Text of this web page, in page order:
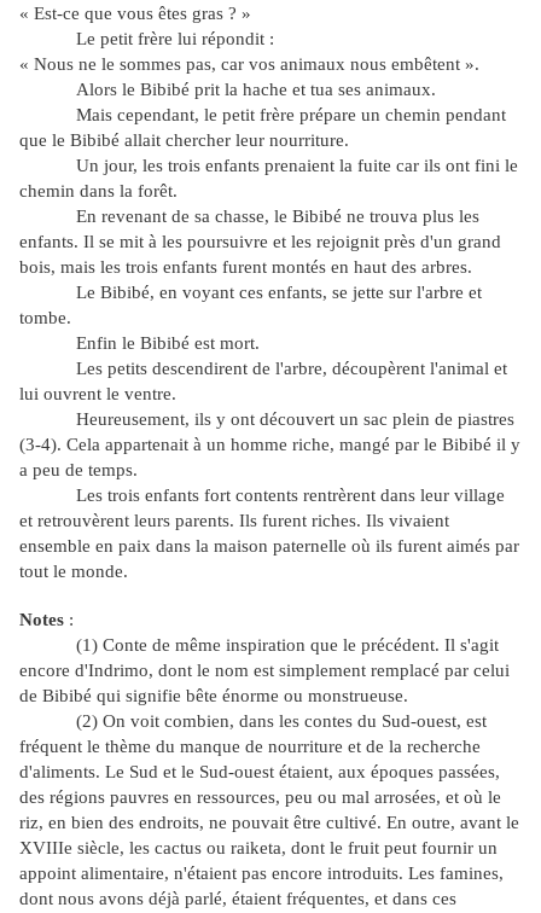
« Est-ce que vous êtes gras ? »
Le petit frère lui répondit :
« Nous ne le sommes pas, car vos animaux nous embêtent ».
Alors le Bibibé prit la hache et tua ses animaux.
Mais cependant, le petit frère prépare un chemin pendant
que le Bibibé allait chercher leur nourriture.
Un jour, les trois enfants prenaient la fuite car ils ont fini le
chemin dans la forêt.
En revenant de sa chasse, le Bibibé ne trouva plus les
enfants. Il se mit à les poursuivre et les rejoignit près d'un grand
bois, mais les trois enfants furent montés en haut des arbres.
Le Bibibé, en voyant ces enfants, se jette sur l'arbre et
tombe.
Enfin le Bibibé est mort.
Les petits descendirent de l'arbre, découpèrent l'animal et
lui ouvrent le ventre.
Heureusement, ils y ont découvert un sac plein de piastres
(3-4). Cela appartenait à un homme riche, mangé par le Bibibé il y
a peu de temps.
Les trois enfants fort contents rentrèrent dans leur village
et retrouvèrent leurs parents. Ils furent riches. Ils vivaient
ensemble en paix dans la maison paternelle où ils furent aimés par
tout le monde.
Notes :
(1) Conte de même inspiration que le précédent. Il s'agit
encore d'Indrimo, dont le nom est simplement remplacé par celui
de Bibibé qui signifie bête énorme ou monstrueuse.
(2) On voit combien, dans les contes du Sud-ouest, est
fréquent le thème du manque de nourriture et de la recherche
d'aliments. Le Sud et le Sud-ouest étaient, aux époques passées,
des régions pauvres en ressources, peu ou mal arrosées, et où le
riz, en bien des endroits, ne pouvait être cultivé. En outre, avant le
XVIIIe siècle, les cactus ou raiketa, dont le fruit peut fournir un
appoint alimentaire, n'étaient pas encore introduits. Les famines,
dont nous avons déjà parlé, étaient fréquentes, et dans ces